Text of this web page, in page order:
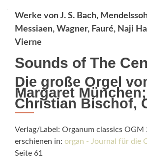
Werke von J. S. Bach,
Messiaen, Wagner, Fauré, Naji
Vierne
Sounds of The
Die große Orgel
Margaret München;
Christian Bischof,
Verlag/Label: Organum classics OGM
erschienen in: organ - Journal für die
Seite 61